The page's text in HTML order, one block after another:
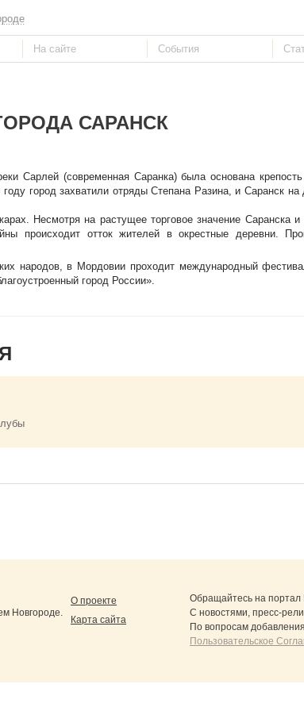
САРАНСК
Сарлей (современная Саранка) была основана
город захватили отряды Степана Разина, и Саранск
Несмотря на растущее торговое значение Саранска
происходит отток жителей в окрестные деревни.
народов, в Мордовии проходит международный
город России».
Новгороде.
О проекте
Карта сайта
Обращайтесь на портал
С новостями, пресс-
По вопросам
Пользовательское